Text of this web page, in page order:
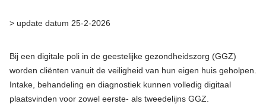
> update datum 25-2-2026
Bij een digitale poli in de geestelijke gezondheidszorg (GGZ)
worden cliënten vanuit de veiligheid van hun eigen huis geholpen.
Intake, behandeling en diagnostiek kunnen volledig digitaal
plaatsvinden voor zowel eerste- als tweedelijns GGZ.